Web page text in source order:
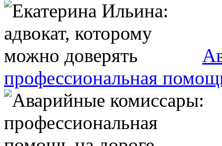
профессиональная